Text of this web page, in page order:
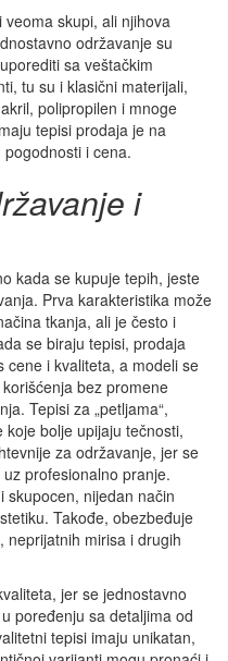
skupi, ali njihova
održavanje su
sa veštačkim
tu su i klasični materijali,
polipropilen i mnoge
tepisi prodaja je na
i cena.
i
kada se kupuje tepih, jeste
Prva karakteristika može
tkanja, ali je često i
se biraju tepisi, prodaja
cene i kvaliteta, a modeli se
bez promene
Tepisi za „petljama“,
bolje upijaju tečnosti,
za održavanje, jer se
profesionalno pranje.
skupocen, nijedan način
Takođe, obezbeđuje
neprijatnih mirisa i drugih
jer se jednostavno
poređenju sa detaljima od
tepisi imaju unikatan,